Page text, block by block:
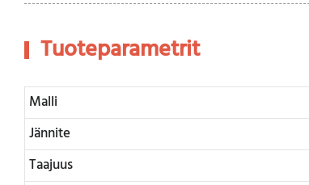
Tuoteparametrit
Malli
Jännite
Taajuus